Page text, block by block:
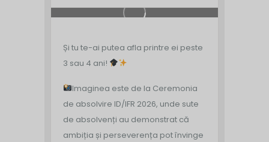
Și tu te-ai putea afla printre ei peste
3 sau 4 ani!
Imaginea este de la Ceremonia
de absolvire ID/IFR 2026, unde sute
de absolvenți au demonstrat că
ambiția și perseverența pot învinge